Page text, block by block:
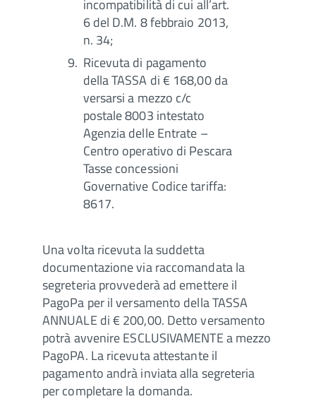
incompatibilità di cui all’art.
6 del D.M. 8 febbraio 2013,
n. 34;
Ricevuta di pagamento
della TASSA di € 168,00 da
versarsi a mezzo c/c
postale 8003 intestato
Agenzia delle Entrate –
Centro operativo di Pescara
Tasse concessioni
Governative Codice tariffa:
8617.
Una volta ricevuta la suddetta
documentazione via raccomandata la
segreteria provvederà ad emettere il
PagoPa per il versamento della TASSA
ANNUALE di € 200,00. Detto versamento
potrà avvenire ESCLUSIVAMENTE a mezzo
PagoPA. La ricevuta attestante il
pagamento andrà inviata alla segreteria
per completare la domanda.